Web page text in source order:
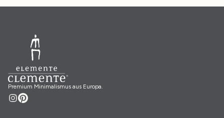
Premium Minimalismus aus Europa.